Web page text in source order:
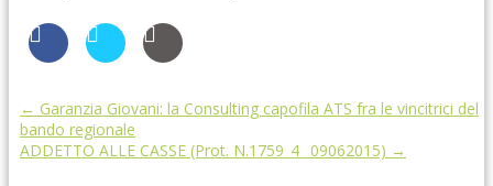
← Garanzia Giovani: la Consulting capofila ATS fra le vincitrici del
bando regionale
ADDETTO ALLE CASSE (Prot. N.1759_4_ 09062015) →